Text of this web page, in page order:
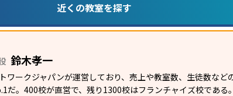
近くの教室を探す
鈴木孝一
ワークジャパンが運営しており、売上や教室数、生徒数な
だ。400校が直営で、残り1300校はフランチャイズ校であ